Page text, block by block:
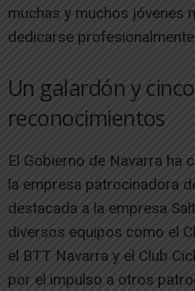
muchas y muchos jóvenes
dedicarse
Un galardón y cinco
reconocimientos
El Gobierno de Navarra ha
la empresa patrocinadora
destacada a la empresa
diversos equipos como el
el BTT Navarra y el Club
por el impulso a otros